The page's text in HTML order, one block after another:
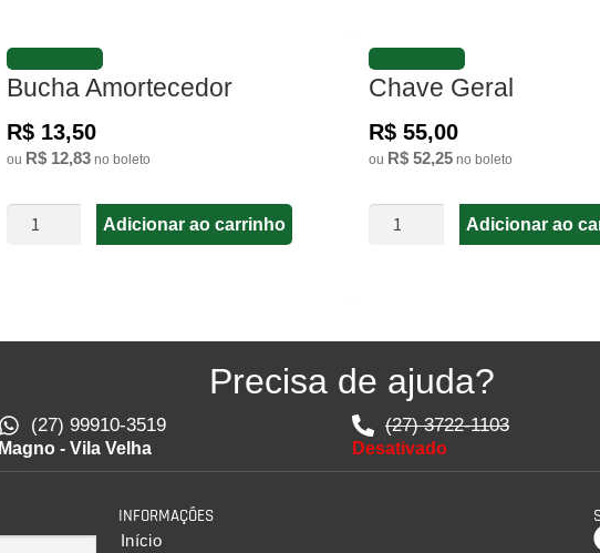
Bucha Amortecedor
R$ 13,50
ou R$ 12,83no boleto
Adicionar ao carrinho
Chave Geral
R$ 55,00
ou R$ 52,25 no boleto
Adicionar ao
Precisa de ajuda?
(27) 99910-3519
Magno - Vila Velha
(27) 3722-1103
Desativado
INFORMAÇÕES
Início